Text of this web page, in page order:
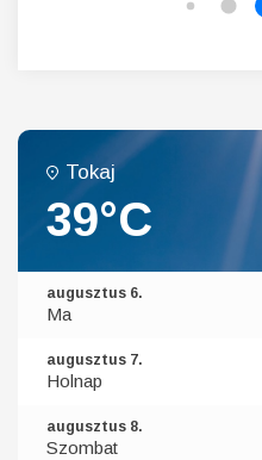
Tokaj
39°C
augusztus 6.
Ma
augusztus 7.
Holnap
augusztus 8.
Szombat